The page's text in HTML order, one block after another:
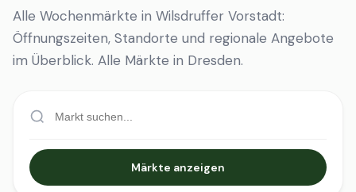
Alle Wochenmärkte in Wilsdruffer Vorstadt:
Öffnungszeiten, Standorte und regionale Angebote
im Überblick. Alle Märkte in Dresden.
Märkte anzeigen